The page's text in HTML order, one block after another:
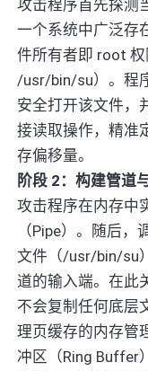
攻击程序首先探测
一个系统中广泛存
件所有者即 root
/usr/bin/su）。程
安全打开该文件，
接读取操作，精准
存偏移量。
阶段 2：构建管道
攻击程序在内存中
（Pipe）。随后
文件（/usr/bin/su
道的输入端。在此
不会复制任何底层
理页缓存的内存管
冲区（Ring Buffer